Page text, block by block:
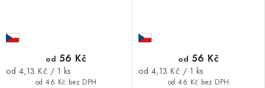
od 46 Kč bez DPH
od 56 Kč
Měrná
od 4,13 Kč / 1 ks
od 46 Kč bez DPH
od 56 Kč
Měrná
od 4,13 Kč / 1 ks